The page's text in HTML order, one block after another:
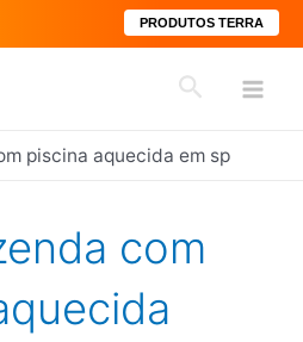
PRODUTOS TERRA
Pesquisar
piscina aquecida em sp
com